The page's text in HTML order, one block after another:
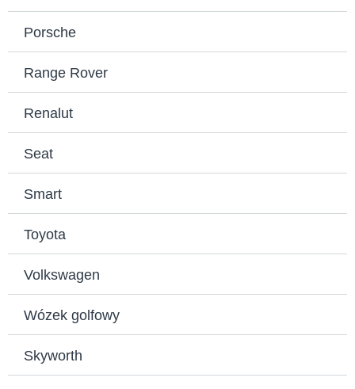
Porsche
Range Rover
Renalut
Seat
Smart
Toyota
Volkswagen
Wózek golfowy
Skyworth